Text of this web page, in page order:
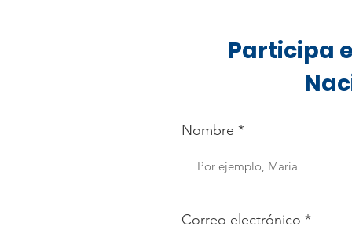
Participa
Nombre
Correo electrónico